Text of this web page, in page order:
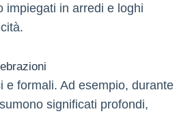
impiegati in arredi e loghi
e formali. Ad esempio, durante
significati profondi,